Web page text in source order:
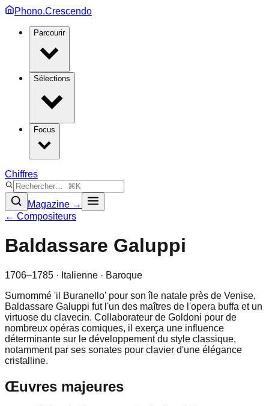
Phono.Crescendo
Parcourir
Sélections
Focus
Chiffres
Magazine →
← Compositeurs
Baldassare Galuppi
1706–1785 · Italienne · Baroque
Surnommé 'il Buranello' pour son île natale près de Venise,
Baldassare Galuppi fut l'un des maîtres de l'opera buffa et un
virtuose du clavecin. Collaborateur de Goldoni pour de
nombreux opéras comiques, il exerça une influence
déterminante sur le développement du style classique,
notamment par ses sonates pour clavier d'une élégance
cristalline.
Œuvres majeures